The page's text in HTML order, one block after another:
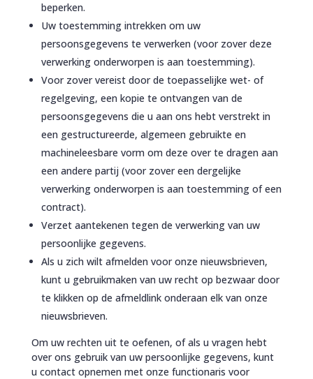
beperken.
Uw toestemming intrekken om uw
persoonsgegevens te verwerken (voor zover deze
verwerking onderworpen is aan toestemming).
Voor zover vereist door de toepasselijke wet- of
regelgeving, een kopie te ontvangen van de
persoonsgegevens die u aan ons hebt verstrekt in
een gestructureerde, algemeen gebruikte en
machineleesbare vorm om deze over te dragen aan
een andere partij (voor zover een dergelijke
verwerking onderworpen is aan toestemming of een
contract).
Verzet aantekenen tegen de verwerking van uw
persoonlijke gegevens.
Als u zich wilt afmelden voor onze nieuwsbrieven,
kunt u gebruikmaken van uw recht op bezwaar door
te klikken op de afmeldlink onderaan elk van onze
nieuwsbrieven.
Om uw rechten uit te oefenen, of als u vragen hebt
over ons gebruik van uw persoonlijke gegevens, kunt
u contact opnemen met onze functionaris voor